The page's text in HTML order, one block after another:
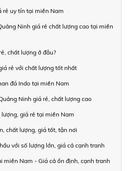
rẻ uy tín tại miền Nam
Ninh giá rẻ chất lượng cao tại miền
chất lượng ở đâu?
rẻ với chất lượng tốt nhất
đá Indo tại miền Nam
Ninh giá rẻ, chất lượng cao
giá rẻ tại miền Nam
chất lượng, giá tốt, tận nơi
với số lượng lớn, giá cả cạnh tranh
miền Nam - Giá cả ổn định, cạnh tranh